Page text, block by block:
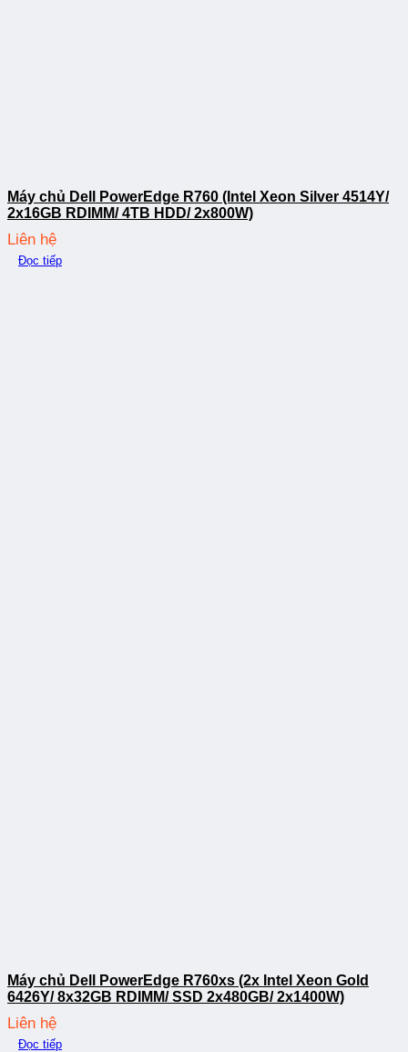
Máy chủ Dell PowerEdge R760 (Intel Xeon Silver 4514Y/
2x16GB RDIMM/ 4TB HDD/ 2x800W)
Liên hệ
Đọc tiếp
Máy chủ Dell PowerEdge R760xs (2x Intel Xeon Gold
6426Y/ 8x32GB RDIMM/ SSD 2x480GB/ 2x1400W)
Liên hệ
Đọc tiếp